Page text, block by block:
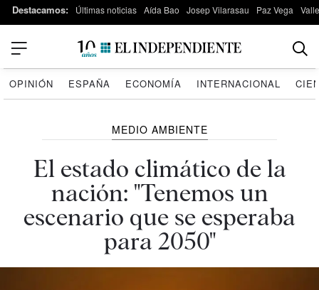
Destacamos: Últimas noticias Aída Bao Josep Vilarasau Paz Vega
OPINIÓN ESPAÑA ECONOMÍA INTERNACIONAL
MEDIO AMBIENTE
El estado climático de la
nación: "Tenemos un
escenario que se esperaba
para 2050"